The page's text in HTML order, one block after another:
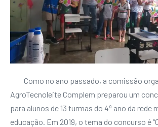
Como no ano passado, a comissão
AgroTecnoleite Complem preparou um
para alunos de 13 turmas do 4º ano da rede
educação. Em 2019, o tema do concurso é